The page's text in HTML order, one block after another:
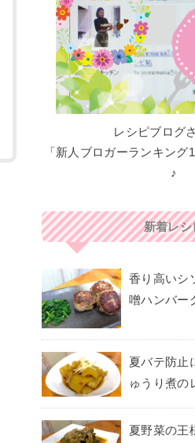
レシピブログ
「新人ブロガーランキング
♪
新着レシ
香り高いシ
噌ハンバ
夏バテ防止
ゅうり煮
夏野菜の王